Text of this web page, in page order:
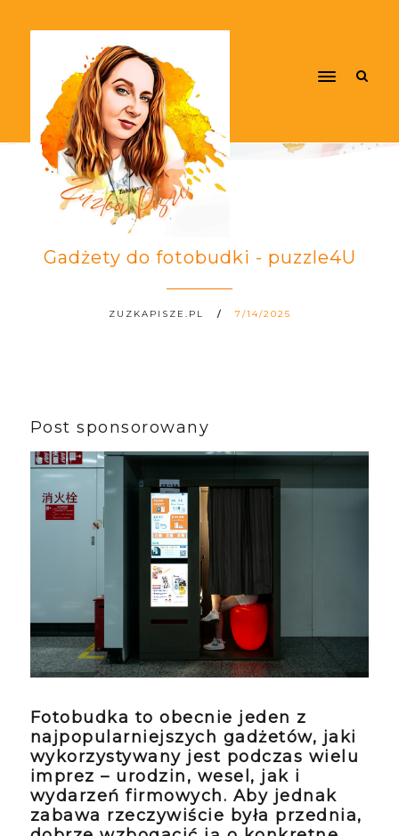
Gadżety do fotobudki - puzzle4U
ZUZKAPISZE.PL 7/14/2025
Post sponsorowany
Fotobudka to obecnie jeden z
najpopularniejszych gadżetów, jaki
wykorzystywany jest podczas wielu
imprez – urodzin, wesel, jak i
wydarzeń firmowych. Aby jednak
zabawa rzeczywiście była przednia,